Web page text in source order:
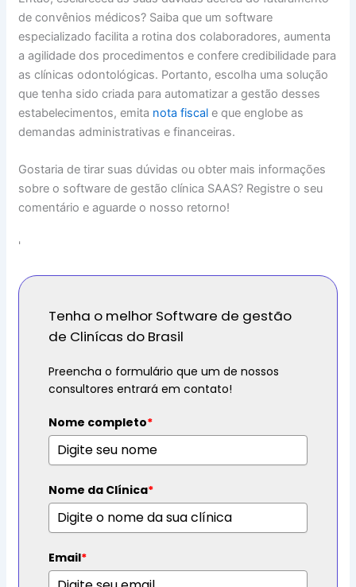
de convênios médicos? Saiba que um software
especializado facilita a rotina dos colaboradores, aumenta
a agilidade dos procedimentos e confere credibilidade para
as clínicas odontológicas. Portanto, escolha uma solução
que tenha sido criada para automatizar a gestão desses
estabelecimentos, emita nota fiscale que englobe as
demandas administrativas e financeiras.
Gostaria de tirar suas dúvidas ou obter mais informações
sobre o software de gestão clínica SAAS? Registre o seu
comentário e aguarde o nosso retorno!
'
Tenha o melhor Software de gestão
de Clinícas do Brasil
Preencha o formulário que um de nossos
consultores entrará em contato!
Nome completo*
Nome da Clínica*
Email*